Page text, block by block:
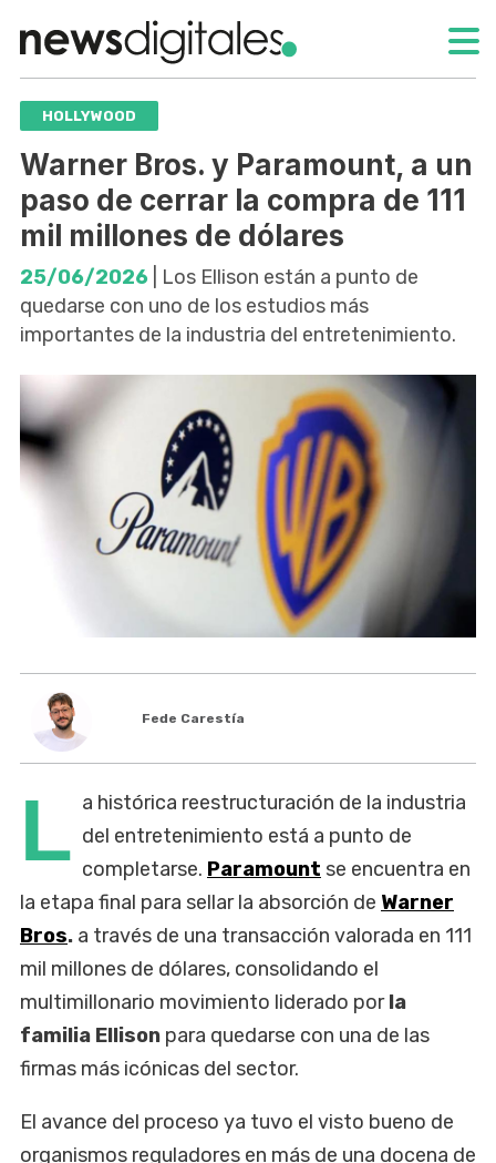
HOLLYWOOD
Warner Bros. y Paramount, a un
paso de cerrar la compra de 111
mil millones de dólares
25/06/2026 | Los Ellison están a punto de
quedarse con uno de los estudios más
importantes de la industria del entretenimiento.
Fede Carestía
L a histórica reestructuración de la industria
del entretenimiento está a punto de
completarse. Paramount se encuentra en
la etapa final para sellar la absorción de Warner
Bros. a través de una transacción valorada en 111
mil millones de dólares, consolidando el
multimillonario movimiento liderado porla
familia Ellison para quedarse con una de las
firmas más icónicas del sector.
El avance del proceso ya tuvo el visto bueno de
organismos reguladores en más de una docena de